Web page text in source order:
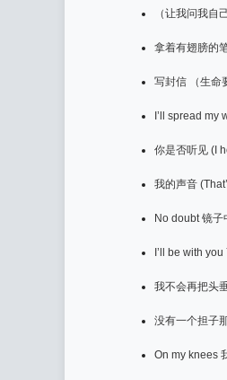
（让我问我自
拿着有翅膀的
写封信 （生命
I’ll spread my
你是否听见 (I
我的声音
No doubt 镜子
I’ll be with
我不会再把头
没有一个担子
On my knees